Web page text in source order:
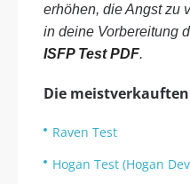
erhöhen, die Angst zu
in deine Vorbereitung
ISFP Test PDF.
Die
Raven Test
Hogan Test (Hogan